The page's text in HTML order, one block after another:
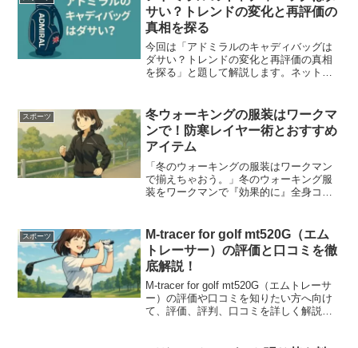
サい？トレンドの変化と再評価の
真相を探る
今回は「アドミラルのキャディバッグは
ダサい？トレンドの変化と再評価の真相
を探る」と題して解説します。ネットで
い」というキーワード。気になりますよ
ね。この疑惑の真相を、近年のゴルフ界
のトレンドや実際に使用したユーザーの
口コミなどを分析して徹底解説します。
スポーツ
冬ウォーキングの服装はワークマ
ンで！防寒レイヤー術とおすすめ
アイテム
「冬のウォーキングの服装はワークマン
で揃えちゃおう。」冬のウォーキング服
装をワークマンで『効果的に』全身コー
ヤリングをご紹介します。冬のウォーキ
ング初心者にも安心の詳しい内容です。
スポーツ
M-tracer for golf mt520G（エム
トレーサー）の評価と口コミを徹
底解説！
M-tracer for golf mt520G（エムトレーサ
ー）の評価や口コミを知りたい方へ向け
て、評価、評判、口コミを詳しく解説し